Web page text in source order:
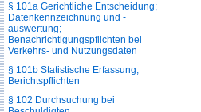
§ 101a Gerichtliche Entscheidung;
Datenkennzeichnung und -
auswertung;
Benachrichtigungspflichten bei
Verkehrs- und Nutzungsdaten
§ 101b Statistische Erfassung;
Berichtspflichten
§ 102 Durchsuchung bei